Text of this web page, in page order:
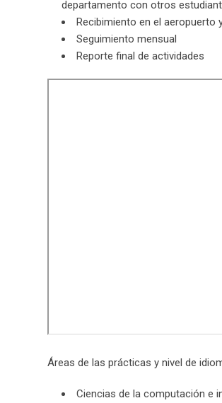
departamento con otros
Recibimiento en el aeropuerto
Seguimiento mensual
Reporte final de actividades
Áreas de las prácticas y nivel de
Ciencias de la computación e